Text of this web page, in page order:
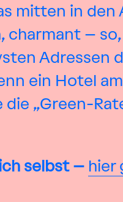
mitten in den
charmant –
Adressen
ein Hotel
die „Green-
selbst – hier